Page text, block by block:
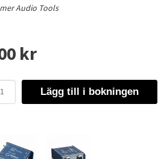
Audio Tools
kr
Lägg till i bokningen